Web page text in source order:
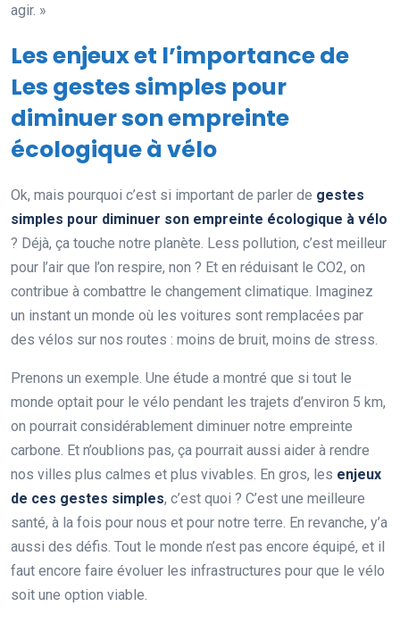
agir. »
Les enjeux et l’importance de
Les gestes simples pour
diminuer son empreinte
écologique à vélo
Ok, mais pourquoi c’est si important de parler de gestes
simples pour diminuer son empreinte écologique à vélo
? Déjà, ça touche notre planète. Less pollution, c’est meilleur
pour l’air que l’on respire, non ? Et en réduisant le CO2, on
contribue à combattre le changement climatique. Imaginez
un instant un monde où les voitures sont remplacées par
des vélos sur nos routes : moins de bruit, moins de stress.
Prenons un exemple. Une étude a montré que si tout le
monde optait pour le vélo pendant les trajets d’environ 5 km,
on pourrait considérablement diminuer notre empreinte
carbone. Et n’oublions pas, ça pourrait aussi aider à rendre
nos villes plus calmes et plus vivables. En gros, les enjeux
de ces gestes simples, c’est quoi ? C’est une meilleure
santé, à la fois pour nous et pour notre terre. En revanche, y’a
aussi des défis. Tout le monde n’est pas encore équipé, et il
faut encore faire évoluer les infrastructures pour que le vélo
soit une option viable.